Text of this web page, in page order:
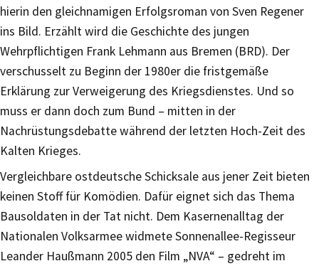
hierin den gleichnamigen Erfolgsroman von Sven Regener
ins Bild. Erzählt wird die Geschichte des jungen
Wehrpflichtigen Frank Lehmann aus Bremen (BRD). Der
verschusselt zu Beginn der 1980er die fristgemäße
Erklärung zur Verweigerung des Kriegsdienstes. Und so
muss er dann doch zum Bund – mitten in der
Nachrüstungsdebatte während der letzten Hoch-Zeit des
Kalten Krieges.
Vergleichbare ostdeutsche Schicksale aus jener Zeit bieten
keinen Stoff für Komödien. Dafür eignet sich das Thema
Bausoldaten in der Tat nicht. Dem Kasernenalltag der
Nationalen Volksarmee widmete Sonnenallee-Regisseur
Leander Haußmann 2005 den Film „NVA“ – gedreht im